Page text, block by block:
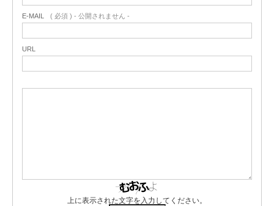
E-MAIL ( 必須 ) - 公開されません -
URL
上に表示された文字を入力してください。